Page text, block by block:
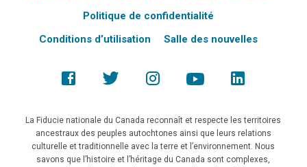
Politique de confidentialité
Conditions d’utilisation
Salle des nouvelles
La Fiducie nationale du Canada reconnaît et respecte les territoires
ancestraux des peuples autochtones ainsi que leurs relations
culturelle et traditionnelle avec la terre et l’environnement. Nous
savons que l’histoire et l’héritage du Canada sont complexes,